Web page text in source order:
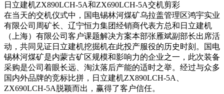
日立建机ZX890LCH-5A和ZX690LCH-5A交机剪彩
在当天的交机仪式中，国电锡林河煤矿乌拉盖管理区鸿宇实业
有限公司周矿长、辽宁恒力集团经销商代表方总和日立建机
（上海）有限公司客户课题解决方案本部张雁斌副部长出席活
动，共同见证日立建机挖掘机在此投产服役的历史时刻。国电
锡林河煤矿是内蒙古矿区规模和影响力的企业之一，此次装备
采购是公司着眼长远、淘汰落后产能的适时之举。经过与众多
国内外品牌的竞标比拼，日立建机ZX890LCH-5A、
ZX690LCH-5A脱颖而出，赢得了客户信任。